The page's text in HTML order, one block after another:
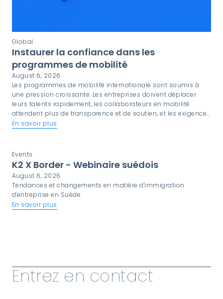
Global
Instaurer la confiance dans les
programmes de mobilité
August 6, 2026
Les programmes de mobilité internationale sont soumis à
une pression croissante. Les entreprises doivent déplacer
leurs talents rapidement, les collaborateurs en mobilité
attendent plus de transparence et de soutien, et les exigences
en matière de conformité ne cessent d'évoluer. Dans ce
programme.
En savoir plus
Events
K2 X Border - Webinaire suédois
August 6, 2026
Tendances et changements en matière d'immigration
d'entreprise en Suède
En savoir plus
Entrez en contact